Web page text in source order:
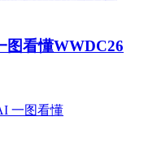
图看懂WWDC26